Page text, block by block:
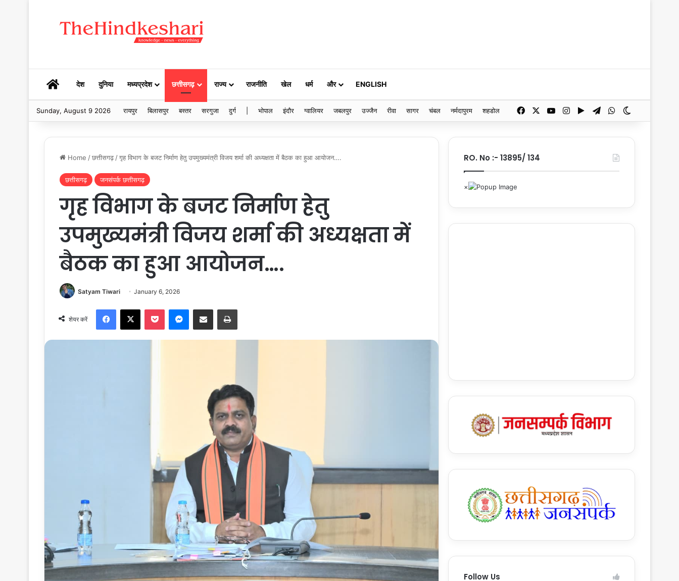
HOMEदेश दुनिया मध्यप्रदेश छत्तीसगढ़ राज्य राजनीति खेल धर्म और ENGLISH
Sunday, August 9 2026 रायपुर बिलासपुर बस्तर सरगुजा दुर्ग भोपाल इंदौर ग्वालियर जबलपुर उज्जैन रीवा सागर चंबल नर्मदापुरम शहडोल FacebookYouTubeInstagramGoogle Play
TelegramWhatsApp
Home /छत्तीसगढ़ /गृह विभाग के बजट निर्माण हेतु उपमुख्यमंत्री विजय शर्मा की अध्यक्षता में बैठक का हुआ आयोजन….
छत्तीसगढ़ जनसंपर्क छत्तीसगढ़
गृह विभाग के बजट निर्माण हेतु
उपमुख्यमंत्री विजय शर्मा की अध्यक्षता में
बैठक का हुआ आयोजन….
Satyam Tiwari January 6, 2026
शेयर करें
RO. No :- 13895/ 134
Follow Us